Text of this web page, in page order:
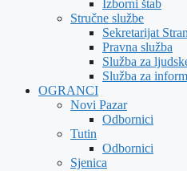
Izborni štab
Stručne službe
Sekretarijat
Pravna služba
Služba za
Služba za
OGRANCI
Novi Pazar
Odbornici
Tutin
Odbornici
Sjenica